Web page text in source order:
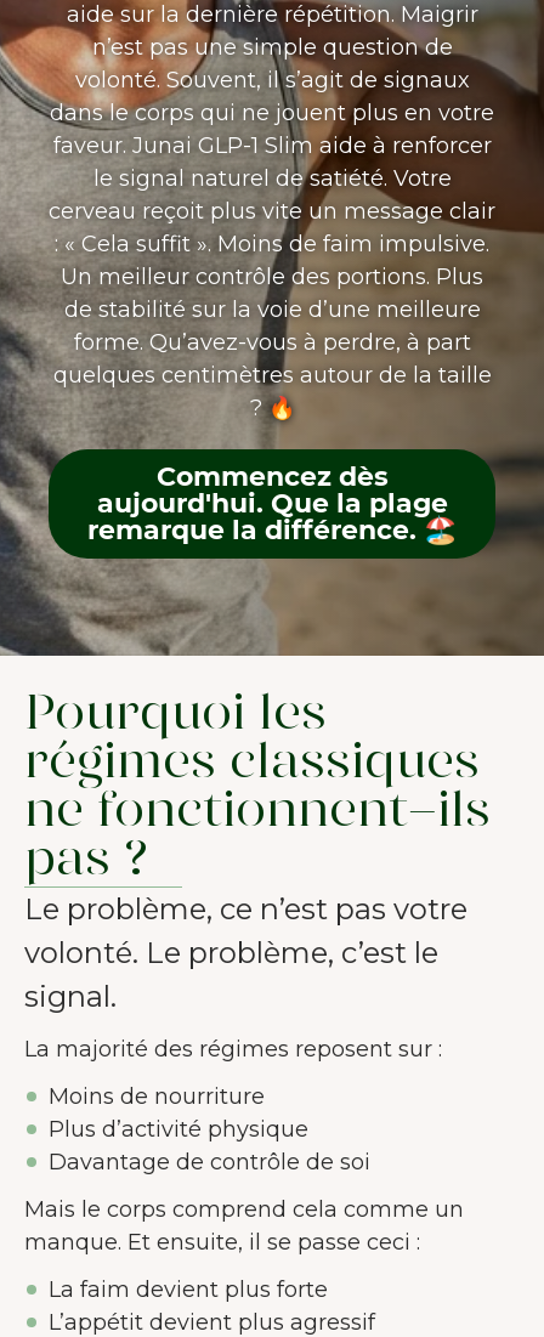
aide sur la dernière répétition. Maigrir
n’est pas une simple question de
volonté. Souvent, il s’agit de signaux
dans le corps qui ne jouent plus en votre
faveur. Junai GLP-1 Slim aide à renforcer
le signal naturel de satiété. Votre
cerveau reçoit plus vite un message clair
: « Cela suffit ». Moins de faim impulsive.
Un meilleur contrôle des portions. Plus
de stabilité sur la voie d’une meilleure
forme. Qu’avez-vous à perdre, à part
quelques centimètres autour de la taille
? 🔥
Commencez dès
aujourd'hui. Que la plage
remarque la différence. 🏖️
Pourquoi les
régimes classiques
ne fonctionnent-ils
pas ?
Le problème, ce n’est pas votre
volonté. Le problème, c’est le
signal.
La majorité des régimes reposent sur :
Moins de nourriture
Plus d’activité physique
Davantage de contrôle de soi
Mais le corps comprend cela comme un
manque. Et ensuite, il se passe ceci :
La faim devient plus forte
L’appétit devient plus agressif